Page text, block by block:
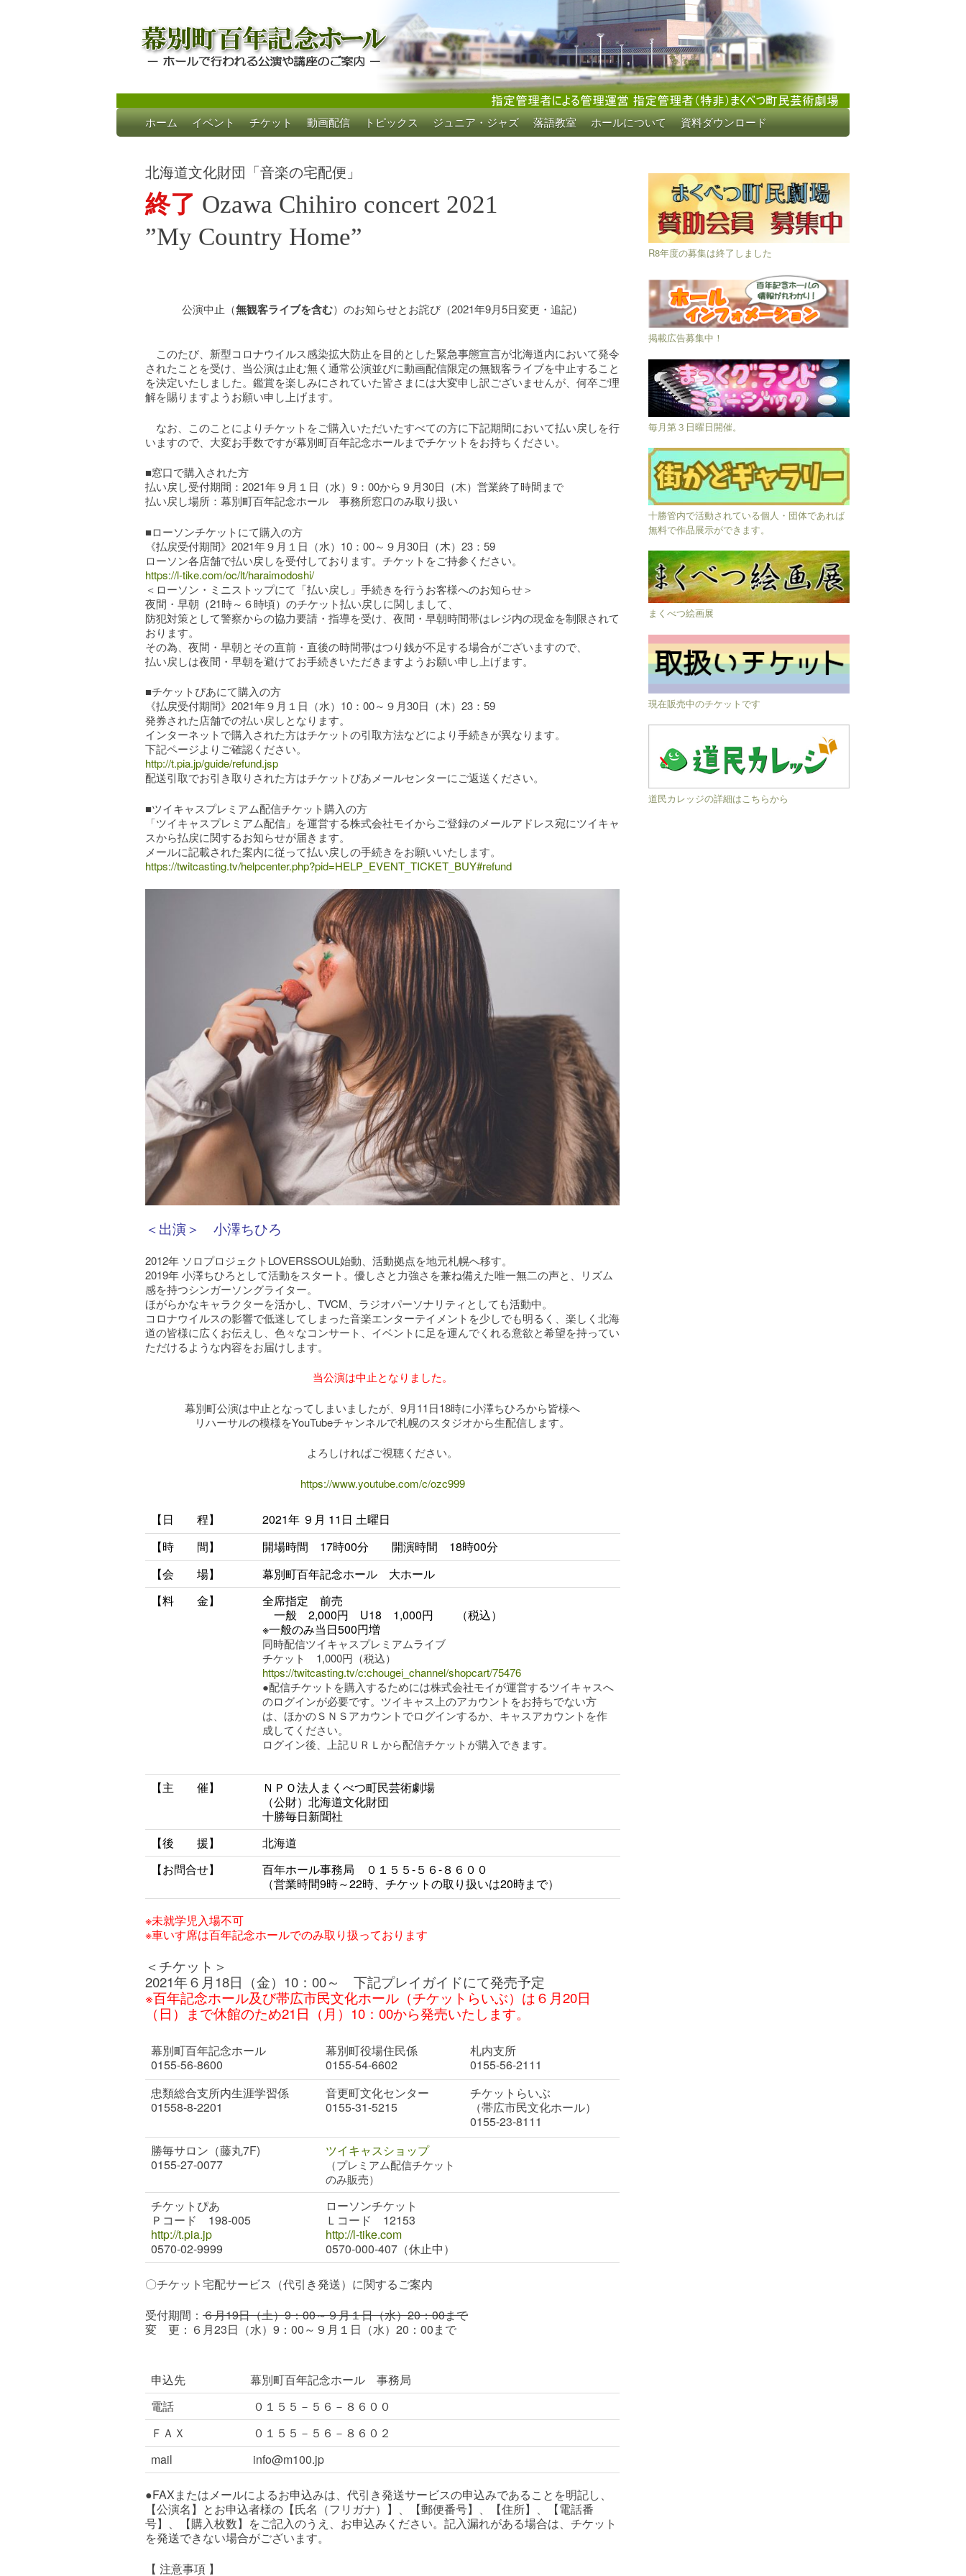
幕別町百年記念ホール
ホールで行われる公演や講座のご案内
Skip
to
ホーム イベント チケット 動画配信 トピックス ジュニア・ジャズ 落語教室 ホールについて 資料ダウンロード
北海道文化財団「音楽の宅配便」
終了 Ozawa Chihiro concert 2021
”My Country Home”
公演中止（無観客ライブを含む）のお知らせとお詫び（2021年9月5日変更・追記）
このたび、新型コロナウイルス感染拡大防止を目的とした緊急事態宣言が北海道内において発令
されたことを受け、当公演は止む無く通常公演並びに動画配信限定の無観客ライブを中止すること
を決定いたしました。鑑賞を楽しみにされていた皆さまには大変申し訳ございませんが、何卒ご理
解を賜りますようお願い申し上げます。
なお、このことによりチケットをご購入いただいたすべての方に下記期間において払い戻しを行
いますので、大変お手数ですが幕別町百年記念ホールまでチケットをお持ちください。
■窓口で購入された方
払い戻し受付期間：2021年９月１日（水）9：00から９月30日（木）営業終了時間まで
払い戻し場所：幕別町百年記念ホール 事務所窓口のみ取り扱い
■ローソンチケットにて購入の方
《払戻受付期間》2021年９月１日（水）10：00～９月30日（木）23：59
ローソン各店舗で払い戻しを受付しております。チケットをご持参ください。
https://l-tike.com/oc/lt/haraimodoshi/
＜ローソン・ミニストップにて「払い戻し」手続きを行うお客様へのお知らせ＞
夜間・早朝（21時～６時頃）のチケット払い戻しに関しまして、
防犯対策として警察からの協力要請・指導を受け、夜間・早朝時間帯はレジ内の現金を制限されて
おります。
その為、夜間・早朝とその直前・直後の時間帯はつり銭が不足する場合がございますので、
払い戻しは夜間・早朝を避けてお手続きいただきますようお願い申し上げます。
■チケットぴあにて購入の方
《払戻受付期間》2021年９月１日（水）10：00～９月30日（木）23：59
発券された店舗での払い戻しとなります。
インターネットで購入された方はチケットの引取方法などにより手続きが異なります。
下記ページよりご確認ください。
http://t.pia.jp/guide/refund.jsp
配送引取でお引き取りされた方はチケットぴあメールセンターにご返送ください。
■ツイキャスプレミアム配信チケット購入の方
「ツイキャスプレミアム配信」を運営する株式会社モイからご登録のメールアドレス宛にツイキャ
スから払戻に関するお知らせが届きます。
メールに記載された案内に従って払い戻しの手続きをお願いいたします。
https://twitcasting.tv/helpcenter.php?pid=HELP_EVENT_TICKET_BUY#refund
＜出演＞ 小澤ちひろ
2012年 ソロプロジェクトLOVERSSOUL始動、活動拠点を地元札幌へ移す。
2019年 小澤ちひろとして活動をスタート。優しさと力強さを兼ね備えた唯一無二の声と、リズム
感を持つシンガーソングライター。
ほがらかなキャラクターを活かし、TVCM、ラジオパーソナリティとしても活動中。
コロナウイルスの影響で低迷してしまった音楽エンターテイメントを少しでも明るく、楽しく北海
道の皆様に広くお伝えし、色々なコンサート、イベントに足を運んでくれる意欲と希望を持ってい
ただけるような内容をお届けします。
当公演は中止となりました。
幕別町公演は中止となってしまいましたが、9月11日18時に小澤ちひろから皆様へ
リハーサルの模様をYouTubeチャンネルで札幌のスタジオから生配信します。
よろしければご視聴ください。
https://www.youtube.com/c/ozc999
【日 程】
2021年 ９月 11日 土曜日
【時 間】
開場時間 17時00分 開演時間 18時00分
【会 場】
幕別町百年記念ホール 大ホール
【料 金】
全席指定 前売
一般 2,000円 U18 1,000円 （税込）
※一般のみ当日500円増
同時配信ツイキャスプレミアムライブ
チケット 1,000円（税込）
https://twitcasting.tv/c:chougei_channel/shopcart/75476
●配信チケットを購入するためには株式会社モイが運営するツイキャスへ
のログインが必要です。ツイキャス上のアカウントをお持ちでない方
は、ほかのＳＮＳアカウントでログインするか、キャスアカウントを作
成してください。
ログイン後、上記ＵＲＬから配信チケットが購入できます。
【主 催】
ＮＰＯ法人まくべつ町民芸術劇場
（公財）北海道文化財団
十勝毎日新聞社
【後 援】
北海道
【お問合せ】
百年ホール事務局 ０１５５-５６-８６００
（営業時間9時～22時、チケットの取り扱いは20時まで）
※未就学児入場不可
※車いす席は百年記念ホールでのみ取り扱っております
＜チケット＞
2021年６月18日（金）10：00～ 下記プレイガイドにて発売予定
※百年記念ホール及び帯広市民文化ホール（チケットらいぶ）は６月20日
（日）まで休館のため21日（月）10：00から発売いたします。
幕別町百年記念ホール
0155-56-8600
幕別町役場住民係
0155-54-6602
札内支所
0155-56-2111
忠類総合支所内生涯学習係
01558-8-2201
音更町文化センター
0155-31-5215
チケットらいぶ
（帯広市民文化ホール）
0155-23-8111
勝毎サロン（藤丸7F)
0155-27-0077
ツイキャスショップ
（プレミアム配信チケット
のみ販売）
チケットぴあ
Ｐコード 198-005
http://t.pia.jp
0570-02-9999
ローソンチケット
Ｌコード 12153
http://l-tike.com
0570-000-407（休止中）
〇チケット宅配サービス（代引き発送）に関するご案内
受付期間： ６月19日（土）9：00～９月１日（水）20：00まで
変 更：６月23日（水）9：00～９月１日（水）20：00まで
申込先
幕別町百年記念ホール 事務局
電話
０１５５－５６－８６００
ＦＡＸ
０１５５－５６－８６０２
mail
info@m100.jp
●FAXまたはメールによるお申込みは、代引き発送サービスの申込みであることを明記し、
【公演名】とお申込者様の【氏名（フリガナ）】、【郵便番号】、【住所】、【電話番
号】、【購入枚数】をご記入のうえ、お申込みください。記入漏れがある場合は、チケット
を発送できない場合がございます。
【 注意事項 】
R8年度の募集は終了しました
掲載広告募集中！
毎月第３日曜日開催。
十勝管内で活動されている個人・団体であれば
無料で作品展示ができます。
まくべつ絵画展
現在販売中のチケットです
道民カレッジの詳細はこちらから